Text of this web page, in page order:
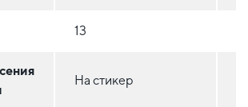
13
На стикер